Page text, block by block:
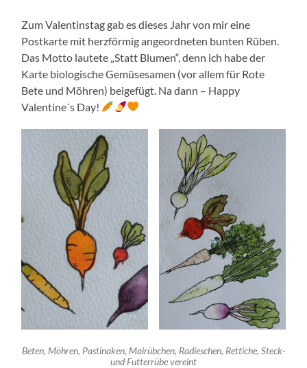
Zum Valentinstag gab es dieses Jahr von mir eine
Postkarte mit herzförmig angeordneten bunten Rüben.
Das Motto lautete „Statt Blumen“, denn ich habe der
Karte biologische Gemüsesamen (vor allem für Rote
Bete und Möhren) beigefügt. Na dann – Happy
Valentine´s Day!
Beten, Möhren, Pastinaken, Mairübchen, Radieschen, Rettiche, Steck-
und Futterrübe vereint